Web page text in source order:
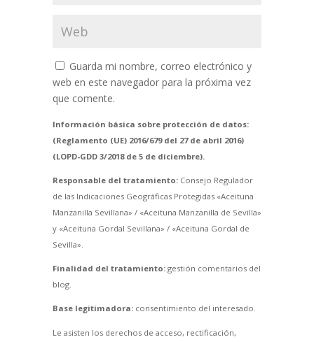
Guarda mi nombre, correo electrónico y
web en este navegador para la próxima vez
que comente.
Información básica sobre protección de datos:
(Reglamento (UE) 2016/679 del 27 de abril 2016)
(LOPD-GDD 3/2018 de 5 de diciembre).
Responsable del tratamiento:Consejo Regulador
de las Indicaciones Geográficas Protegidas «Aceituna
Manzanilla Sevillana» / «Aceituna Manzanilla de Sevilla»
y «Aceituna Gordal Sevillana» / «Aceituna Gordal de
Sevilla».
Finalidad del tratamiento:gestión comentarios del
blog.
Base legitimadora:consentimiento del interesado.
Le asisten los derechos de acceso, rectificación,